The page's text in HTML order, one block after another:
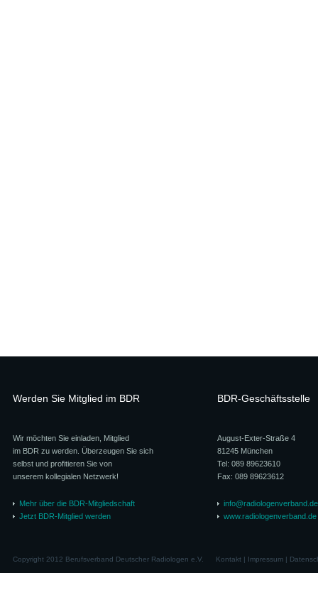
Werden Sie Mitglied im BDR
Wir möchten Sie einladen, Mitglied
im BDR zu werden. Überzeugen Sie sich
selbst und profitieren Sie von
unserem kollegialen Netzwerk!
Mehr über die BDR-Mitgliedschaft
Jetzt BDR-Mitglied werden
BDR-Geschäftsstelle
August-Exter-Straße 4
81245 München
Tel: 089 89623610
Fax: 089 89623612
info@radiologenverband.de
www.radiologenverband.de
Copyright 2012 Berufsverband Deutscher Radiologen e.V. Kontakt| Impressum|